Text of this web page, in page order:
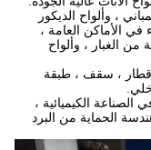
، وألواح الديكور
الأماكن العامة ،
من الغبار ، وألواح
قطار ، سقف ، طبقة
الكيميائية ،
الحماية من البرد